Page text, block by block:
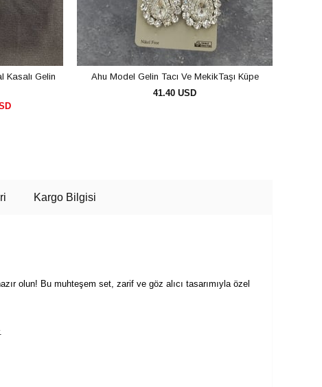
Kasalı Gelin
Ahu Model Gelin Tacı Ve MekikTaşı Küpe
41.40 USD
Kargo Bilgisi
olun! Bu muhteşem set, zarif ve göz alıcı tasarımıyla özel